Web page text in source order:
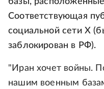
Соответствующая
социальной сети X
заблокирован в РФ).
"Иран хочет войны.
нашим военным